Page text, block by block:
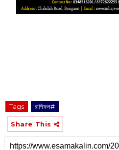
Tags রাশিফল#
Share This